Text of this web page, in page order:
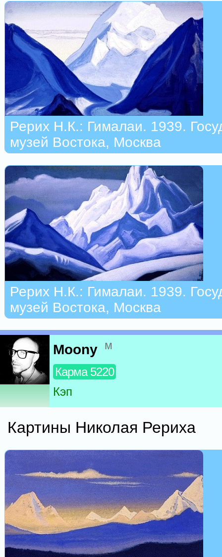
Рерих Н.К.: Гималаи. 1939.
музей Востока, Москва
Рерих Н.К.: Гималаи. 1939.
музей Востока, Москва
Moony м
Карма 5220
Кэп
Картины Николая Рериха